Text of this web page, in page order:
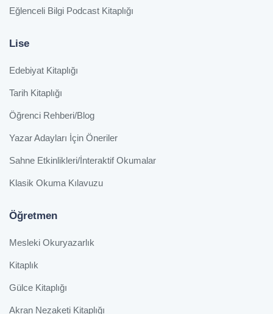
Eğlenceli Bilgi Podcast Kitaplığı
Lise
Edebiyat Kitaplığı
Tarih Kitaplığı
Öğrenci Rehberi/Blog
Yazar Adayları İçin Öneriler
Sahne Etkinlikleri/İnteraktif Okumalar
Klasik Okuma Kılavuzu
Öğretmen
Mesleki Okuryazarlık
Kitaplık
Gülce Kitaplığı
Akran Nezaketi Kitaplığı